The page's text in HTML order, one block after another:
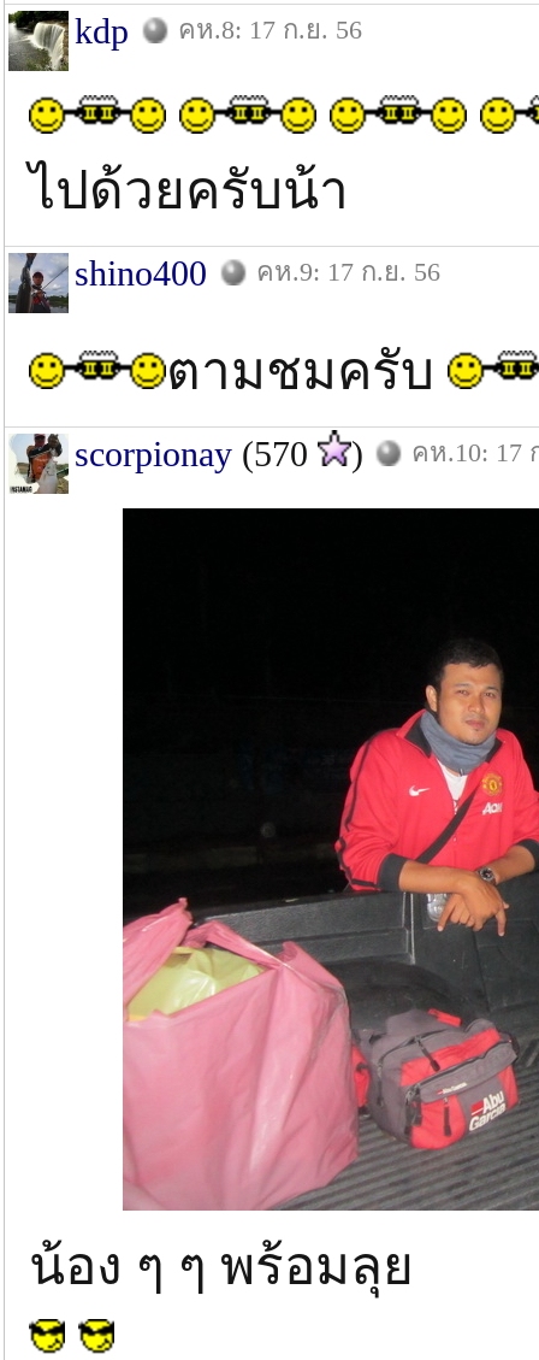
kdp คห.8: 17 ก.ย. 56
ไปด้วยครับน้า
shino400 คห.9: 17 ก.ย. 56
ตามชมครับ
scorpionay (570 ) คห.10: 17
น้อง ๆ ๆ พร้อมลุย